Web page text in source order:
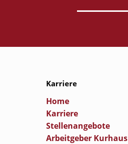
Karriere
Home
Karriere
Stellenangebote
Arbeitgeber Kurhaus